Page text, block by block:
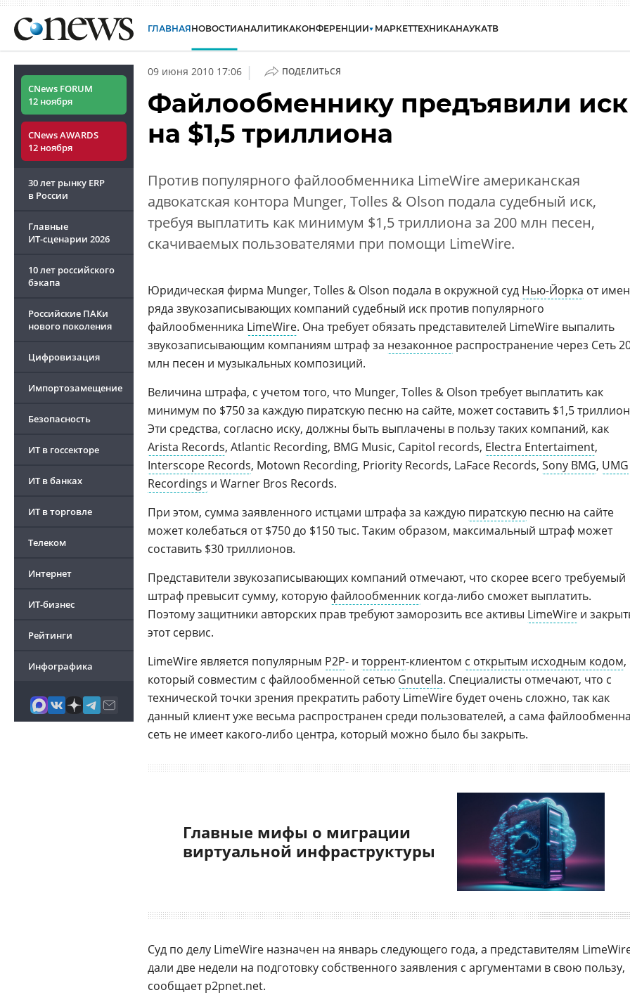
ГЛАВНАЯНОВОСТИАНАЛИТИКАКОНФЕРЕНЦИИ МАРКЕТТЕХНИКАНАУКАТВ
CNews FORUM
12 ноября
CNews AWARDS
12 ноября
30 лет рынку ERP
в России
Главные
ИТ-сценарии 2026
10 лет российского
бэкапа
Российские ПАКи
нового поколения
Цифровизация
Импортозамещение
Безопасность
ИТ в госсекторе
ИТ в банках
ИТ в торговле
Телеком
Интернет
ИТ-бизнес
Рейтинги
Инфографика
09 июня 2010 17:06 | ПОДЕЛИТЬСЯ
Файлообменнику предъявили иск
на $1,5 триллиона
Против популярного файлообменника LimeWire американская
адвокатская контора Munger, Tolles & Olson подала судебный иск,
требуя выплатить как минимум $1,5 триллиона за 200 млн песен,
скачиваемых пользователями при помощи LimeWire.
Юридическая фирма Munger, Tolles & Olson подала в окружной суд Нью-Йорка от
ряда звукозаписывающих компаний судебный иск против популярного
файлообменника LimeWire. Она требует обязать представителей LimeWire выпалить
звукозаписывающим компаниям штраф за незаконное распространение через Сеть
млн песен и музыкальных композиций.
Величина штрафа, с учетом того, что Munger, Tolles & Olson требует выплатить как
минимум по $750 за каждую пиратскую песню на сайте, может составить $1,5
Эти средства, согласно иску, должны быть выплачены в пользу таких компаний, как
Arista Records, Atlantic Recording, BMG Music, Capitol records, Electra Entertaiment,
Interscope Records, Motown Recording, Priority Records, LaFace Records, Sony BMG, UMG
Recordings и Warner Bros Records.
При этом, сумма заявленного истцами штрафа за каждую пиратскую песню на сайте
может колебаться от $750 до $150 тыс. Таким образом, максимальный штраф может
составить $30 триллионов.
Представители звукозаписывающих компаний отмечают, что скорее всего требуемый
штраф превысит сумму, которую файлообменник когда-либо сможет выплатить.
Поэтому защитники авторских прав требуют заморозить все активы LimeWire и
этот сервис.
LimeWire является популярным P2P- и торрент-клиентом с открытым исходным кодом,
который совместим с файлообменной сетью Gnutella. Специалисты отмечают, что с
технической точки зрения прекратить работу LimeWire будет очень сложно, так как
данный клиент уже весьма распространен среди пользователей, а сама
сеть не имеет какого-либо центра, который можно было бы закрыть.
Главные мифы о миграции
виртуальной инфраструктуры
Суд по делу LimeWire назначен на январь следующего года, а представителям
дали две недели на подготовку собственного заявления с аргументами в свою пользу,
сообщает p2pnet.net.